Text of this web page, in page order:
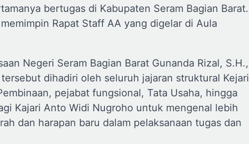
bertugas di Kabupaten Seram Bagian Barat.
Rapat Staff AA yang digelar di Aula
Negeri Seram Bagian Barat Gunanda Rizal, S.H.,
dihadiri oleh seluruh jajaran struktural Kejari
pejabat fungsional, Tata Usaha, hingga
Kajari Anto Widi Nugroho untuk mengenal lebih
dan harapan baru dalam pelaksanaan tugas dan